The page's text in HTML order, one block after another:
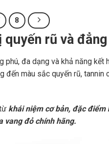
8
quyến rũ và
đa dạng và khả năng kết
màu sắc quyến rũ, tannin
khái niệm cơ bản, đặc điểm
vang đỏ chính hãng.